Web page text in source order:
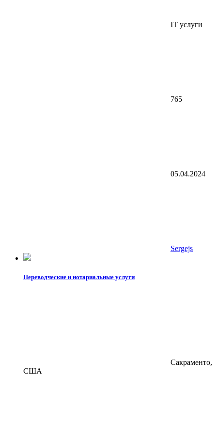
IT услуги
765
05.04.2024
Sergejs
Переводческие и нотариальные услуги
Сакраменто,
США